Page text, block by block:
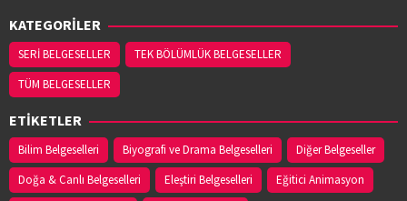
KATEGORİLER
SERİ BELGESELLER
TEK BÖLÜMLÜK BELGESELLER
TÜM BELGESELLER
ETİKETLER
Bilim Belgeselleri Biyografi ve Drama Belgeselleri
Diğer Belgeseller
Doğa & Canlı Belgeselleri
Eleştiri Belgeselleri
Eğitici Animasyon